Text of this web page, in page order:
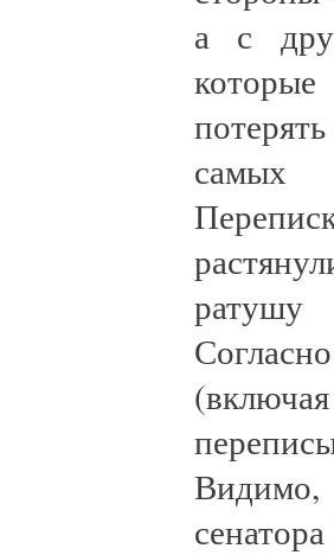
а с
самых
ратушу